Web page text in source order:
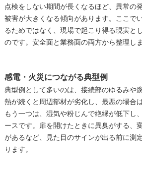
点検をしない期間が長くなるほど、異常の
被害が大きくなる傾向があります。ここで
るためではなく、現場で起こり得る現実と
のです。安全面と業務面の両方から整理しま
感電・火災につながる典型例
典型例として多いのは、接続部のゆるみや
熱が続くと周辺部材が劣化し、最悪の場合
もう一つは、湿気や粉じんで絶縁が低下し
ースです。扉を開けたときに異臭がする、
があるなど、見た目のサインが出る前に測
ります。